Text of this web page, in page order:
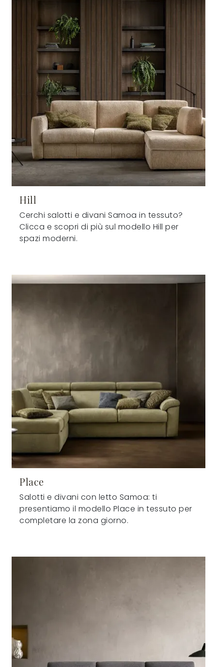
Hill
Cerchi salotti e divani Samoa in tessuto?
Clicca e scopri di più sul modello Hill per
spazi moderni.
Place
Salotti e divani con letto Samoa: ti
presentiamo il modello Place in tessuto per
completare la zona giorno.